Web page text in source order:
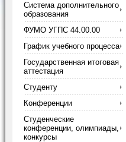
Система дополнительного
образования
ФУМО УГПС 44.00.00
График учебного процесса
Государственная итоговая
аттестация
Студенту
Конференции
Студенческие
конференции, олимпиады,
конкурсы